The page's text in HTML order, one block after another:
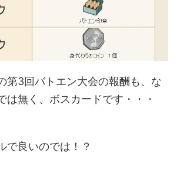
第3回バトエン大会の報酬も、な
は無く、ボスカードです・・・
で良いのでは！？